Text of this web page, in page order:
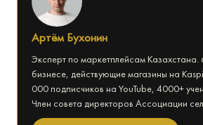
Артём Бухонин
Эксперт по маркетплейсам Казахстана.
бизнесе, действующие магазины на
000 подписчиков на YouTube, 4000+
Член совета директоров Ассоциации